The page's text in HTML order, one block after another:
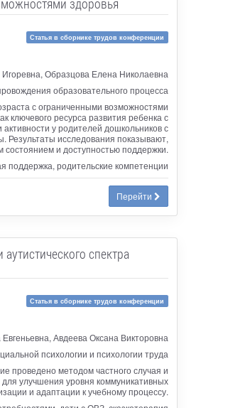
Статья в сборнике трудов конференции
Образцова Елена Николаевна
образовательного процесса
с ограниченными возможностями
ключевого ресурса развития ребенка с
у родителей дошкольников с
Результаты исследования показывают,
состоянием и доступностью поддержки.
поддержка, родительские компетенции
Перейти
спектра
Статья в сборнике трудов конференции
Авдеева Оксана Викторовна
психологии и психологии труда
проведено методом частного случая и
улучшения уровня коммуникативных
и адаптации к учебному процессу.